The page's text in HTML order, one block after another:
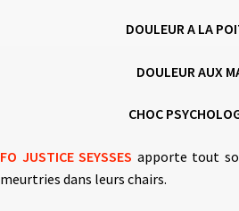
DOULEUR A LA
DOULEUR AUX
CHOC
FO JUSTICE SEYSSES apporte tout
meurtries dans leurs chairs.